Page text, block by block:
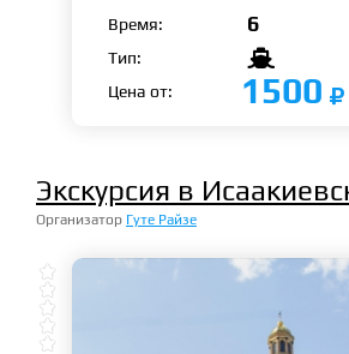
Время: 6
Тип: 
Цена от: 1500
Экскурсия в
Организатор Гуте Райзе




